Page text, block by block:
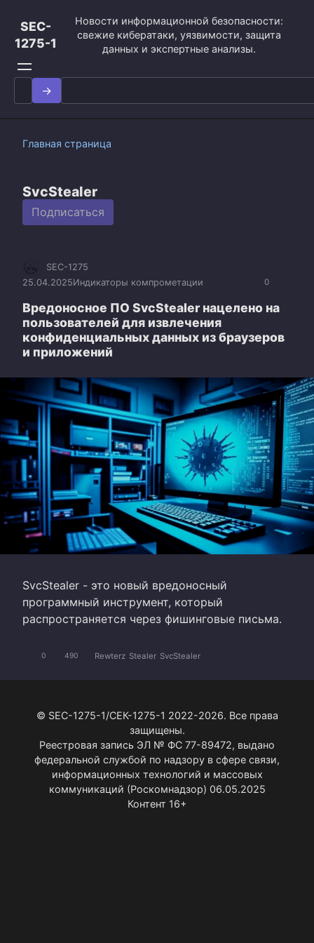
контенту
SEC-
1275-1
Новости информационной безопасности:
свежие кибератаки, уязвимости, защита
данных и экспертные анализы.
Search
for:
Главная страница
SvcStealer
Подписаться
0
SEC-1275
25.04.2025Индикаторы компрометации
Вредоносное ПО SvcStealer нацелено на
пользователей для извлечения
конфиденциальных данных из браузеров
и приложений
SvcStealer - это новый вредоносный
программный инструмент, который
распространяется через фишинговые письма.
0 490 Rewterz Stealer SvcStealer
© SEC-1275-1/СЕК-1275-1 2022-2026. Все права
защищены.
Реестровая запись ЭЛ № ФС 77-89472, выдано
федеральной службой по надзору в сфере связи,
информационных технологий и массовых
коммуникаций (Роскомнадзор) 06.05.2025
Контент 16+